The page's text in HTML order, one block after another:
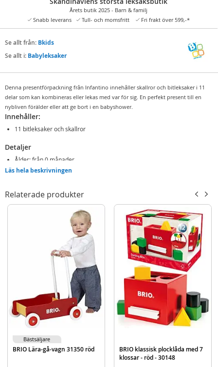
Årets butik 2025 - Barn & familj
Snabb leverans
Tull- och momsfritt Fri frakt över 599,-*
Se allt från: Bkids
Se allt i: Babyleksaker
Denna presentförpackning från Infantino innehåller skallror och bitleksaker i 11
delar som kan kombineras eller lekas med var för sig. En perfekt present till en
nybliven förälder eller att ge bort i en babyshower.
Innehåller:
11 bitleksaker och skallror
Detaljer
Ålder: från 0 månader
EAN
Bkids
Läs hela beskrivningen
Relaterade produkter
BRIO Lära-gå-vagn 31350 röd
Bästsäljare
BRIO klassisk plocklåda med 7
klossar - röd - 30148